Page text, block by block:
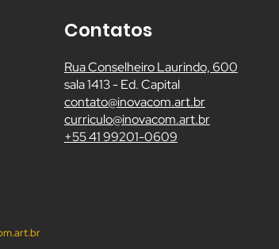
Contatos
Rua Conselheiro Laurindo, 600
sala 1413 - Ed. Capital
contato@inovacom.art.br
curriculo@inovacom.art.br
+55 41 99201-0609